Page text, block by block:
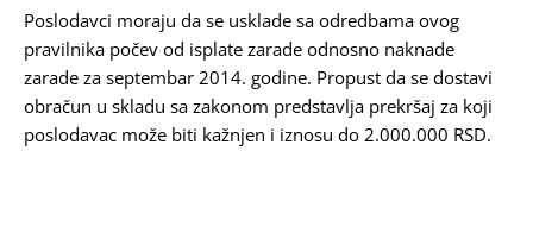
Poslodavci moraju da se usklade sa odredbama ovog
pravilnika počev od isplate zarade odnosno naknade
zarade za septembar 2014. godine. Propust da se dostavi
obračun u skladu sa zakonom predstavlja prekršaj za koji
poslodavac može biti kažnjen i iznosu do 2.000.000 RSD.